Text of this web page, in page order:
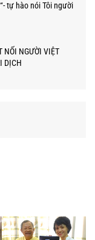
tự hào nói Tôi người
NỐI NGƯỜI VIỆT
DỊCH